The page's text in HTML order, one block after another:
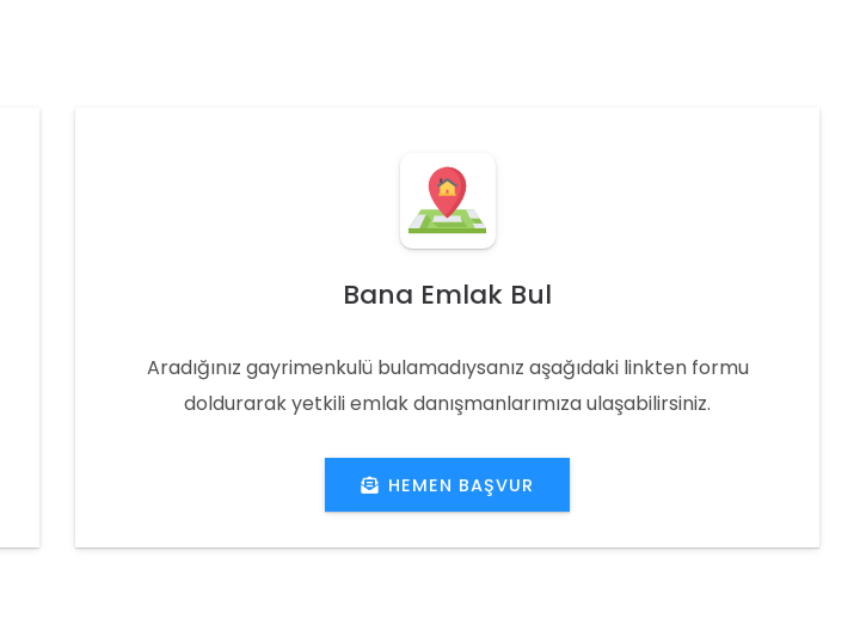
Bana Emlak Bul
Aradığınız gayrimenkulü bulamadıysanız aşağıdaki linkten formu
doldurarak yetkili emlak danışmanlarımıza ulaşabilirsiniz.
HEMEN BAŞVUR